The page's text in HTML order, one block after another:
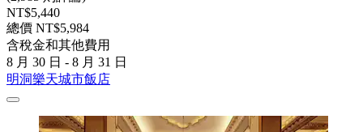
NT$5,440
總價 NT$5,984
含稅金和其他費用
8 月 30 日 - 8 月 31 日
明洞樂天城市飯店